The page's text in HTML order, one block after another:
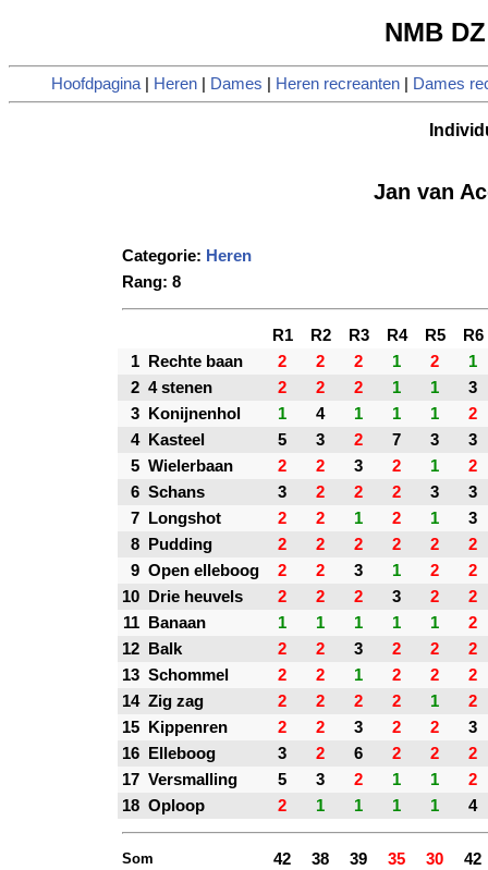
NMB
Hoofdpagina| Heren| Dames Heren recreanten| Dames
Jan van
Categorie: Heren
Rang: 8
R1 R2 R3 R4 R5
R6
1
Rechte baan 2 2 2 1 2
1
2 4 stenen 2 2 2 1 1
3
3
Konijnenhol 1 4 1 1 1
2
4
Kasteel 5 3 2 7 3
3
5 Wielerbaan 2 2 3 2 1
2
6 Schans 3 2 2 2 3
3
7
Longshot 2 2 1 2 1
3
8
Pudding 2 2 2 2 2
2
9 Open elleboog 2 2 3 1 2
2
10
Drie heuvels 2 2 2 3 2
2
11
Banaan 1 1 1 1 1
2
12
Balk 2 2 3 2 2
2
13 Schommel 2 2 1 2 2
2
14 Zig zag 2 2 2 2 1
2
15
Kippenren 2 2 3 2 2
3
16
Elleboog 3 2 6 2 2
2
17 Versmalling 5 3 2 1 1
2
18 Oploop 2 1 1 1 1 4
Som 42 38 39 35 30 42